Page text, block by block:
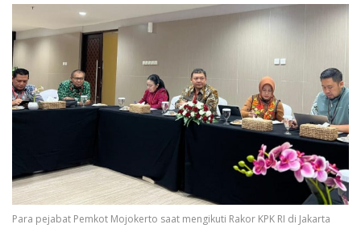
Para pejabat Pemkot Mojokerto saat mengikuti Rakor KPK RI di Jakarta